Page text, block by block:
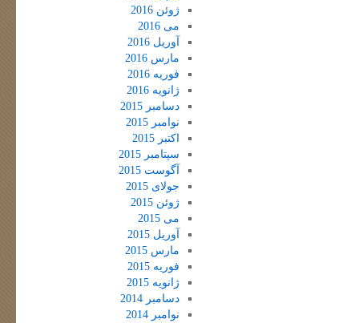
ژوئن 2016
می 2016
آوریل 2016
مارس 2016
فوریه 2016
ژانویه 2016
دسامبر 2015
نوامبر 2015
اکتبر 2015
سپتامبر 2015
آگوست 2015
جولای 2015
ژوئن 2015
می 2015
آوریل 2015
مارس 2015
فوریه 2015
ژانویه 2015
دسامبر 2014
نوامبر 2014